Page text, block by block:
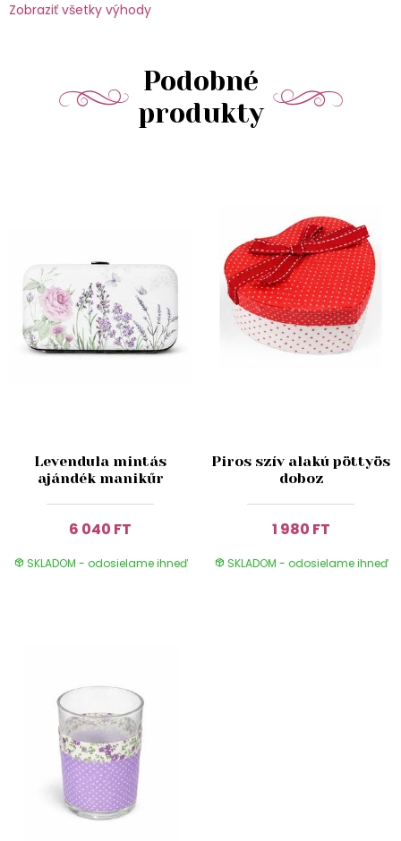
Zobraziť všetky výhody
Podobné
produkty
Levendula mintás
ajándék manikűr
6 040 FT
SKLADOM - odosielame ihneď
Piros szív alakú pöttyös
doboz
1 980 FT
SKLADOM - odosielame ihneď